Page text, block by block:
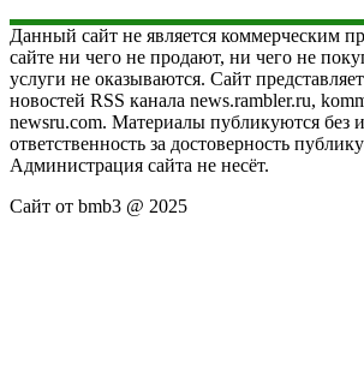
Данный сайт не является коммерческим
сайте ни чего не продают, ни чего не
услуги не оказываются. Сайт
новостей RSS канала news.rambler.ru,
newsru.com. Материалы публикуются без
ответственность за достоверность
Администрация сайта не несёт.
Сайт от bmb3 @ 2025